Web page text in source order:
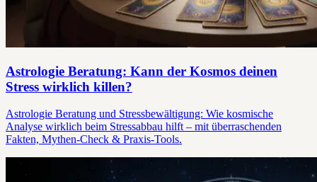
Astrologie Beratung: Kann der Kosmos deinen
Stress wirklich killen?
Astrologie Beratung und Stressbewältigung: Wie kosmische
Analyse wirklich beim Stressabbau hilft – mit überraschenden
Fakten, Mythen-Check & Praxis-Tools.